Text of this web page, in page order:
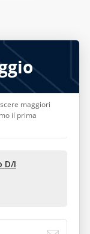
maggiori
il prima
D/I